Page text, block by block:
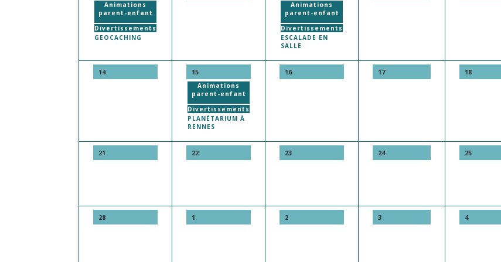
Animations
parent-enfant
Divertissements
GEOCACHING
Animations
parent-enfant
Divertissements
ESCALADE EN
SALLE
14 15
Animations
parent-enfant
Divertissements
PLANÉTARIUM À
RENNES
16 17 18
21 22 23 24 25
28 1 2 3 4